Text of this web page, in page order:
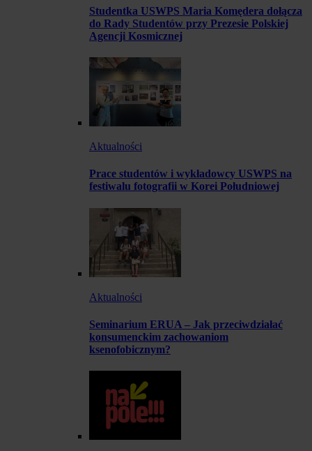
Studentka USWPS Maria Komędera dołącza
do Rady Studentów przy Prezesie Polskiej
Agencji Kosmicznej
Aktualności
Prace studentów i wykładowcy USWPS na
festiwalu fotografii w Korei Południowej
Aktualności
Seminarium ERUA – Jak przeciwdziałać
konsumenckim zachowaniom
ksenofobicznym?